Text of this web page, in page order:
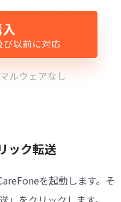
ック転送
を起動します。そ